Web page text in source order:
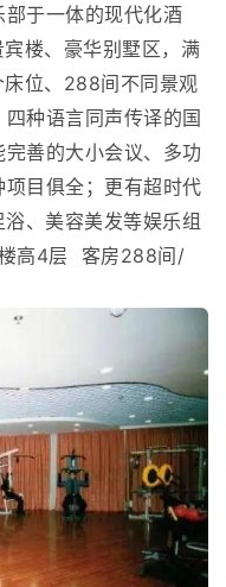
于一体的现代化酒
楼、豪华别墅区，满
位、288间不同景观
种语言同声传译的国
善的大小会议、多功
目俱全；更有超时代
、美容美发等娱乐组
高4层 客房288间/